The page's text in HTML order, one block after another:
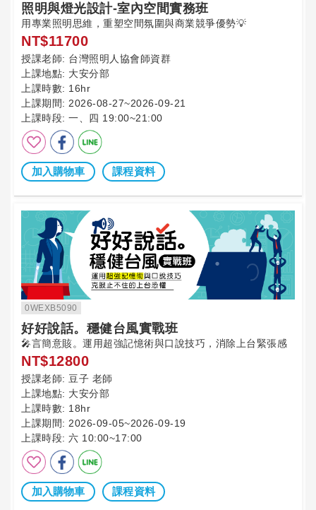
照明與燈光設計-室內空間實務班
用專業照明思維，重塑空間氛圍與商業競爭優勢💡
NT$11700
授課老師: 台灣照明人協會師資群
上課地點: 大安分部
上課時數: 16hr
上課期間: 2026-08-27~2026-09-21
上課時段: 一、四 19:00~21:00
加入購物車 課程資料
0WEXB5090
好好說話。穩健台風實戰班
🎤言簡意賅。運用超強記憶術與口說技巧，消除上台緊張感
NT$12800
授課老師: 豆子 老師
上課地點: 大安分部
上課時數: 18hr
上課期間: 2026-09-05~2026-09-19
上課時段: 六 10:00~17:00
加入購物車 課程資料